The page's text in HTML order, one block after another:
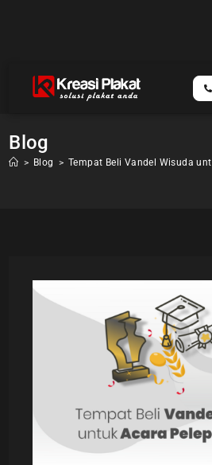
Blog
> Blog > Tempat Beli Vandel Wisuda